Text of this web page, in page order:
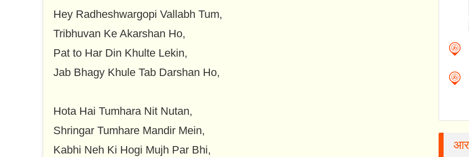
Hey Radheshwargopi Vallabh Tum,
Tribhuvan Ke Akarshan Ho,
Pat to Har Din Khulte Lekin,
Jab Bhagy Khule Tab Darshan Ho,
Hota Hai Tumhara Nit Nutan,
Shringar Tumhare Mandir Mein,
Kabhi Neh Ki Hogi Mujh Par Bhi,